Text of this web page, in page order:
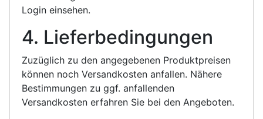
Login einsehen.
4. Lieferbedingungen
Zuzüglich zu den angegebenen Produktpreisen
können noch Versandkosten anfallen. Nähere
Bestimmungen zu ggf. anfallenden
Versandkosten erfahren Sie bei den Angeboten.